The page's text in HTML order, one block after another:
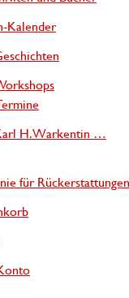
Kalender
H. Warkentin …
für